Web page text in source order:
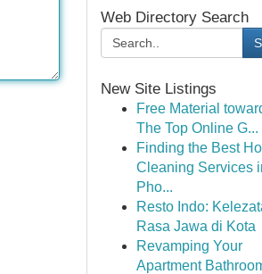
Web Directory Search
New Site Listings
Free Material
The Top Online G...
Finding the Best
Cleaning Services
Pho...
Resto Indo:
Rasa Jawa di Kota
Revamping Your
Apartment